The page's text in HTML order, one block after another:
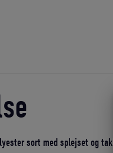
sort med splejset og